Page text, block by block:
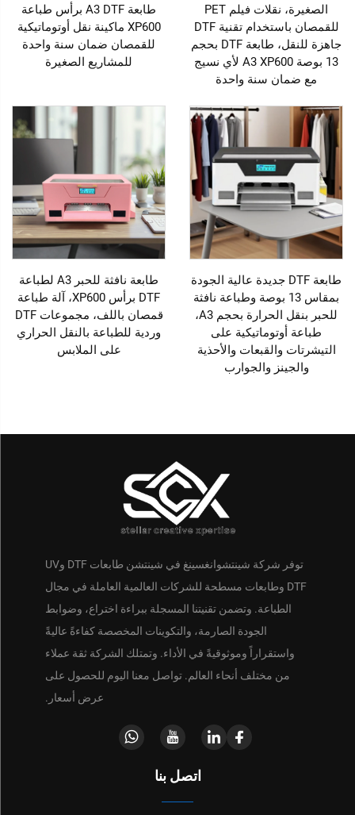
الصغيرة، نقلات فيلم PET
للقمصان باستخدام تقنية DTF
جاهزة للنقل، طابعة DTF بحجم
13 بوصة A3 XP600 لأي نسيج
مع ضمان سنة واحدة
طابعة A3 DTF برأس طباعة
XP600 ماكينة نقل أوتوماتيكية
للقمصان ضمان سنة واحدة
للمشاريع الصغيرة
طابعة DTF جديدة عالية الجودة
بمقاس 13 بوصة وطباعة نافثة
للحبر بنقل الحرارة بحجم A3،
طباعة أوتوماتيكية على
التيشرتات والقبعات والأحذية
والجينز والجوارب
طابعة نافثة للحبر A3 لطباعة
DTF برأس XP600، آلة طباعة
قمصان باللف، مجموعات DTF
وردية للطباعة بالنقل الحراري
على الملابس
توفر شركة شينتشوانغسينغ في شينتشن طابعات DTF وUV
DTF وطابعات مسطحة للشركات العالمية العاملة في مجال
الطباعة. وتضمن تقنيتنا المسجلة ببراءة اختراع، وضوابط
الجودة الصارمة، والتكوينات المخصصة كفاءةً عاليةً
واستقراراً وموثوقيةً في الأداء. وتمتلك الشركة ثقة عملاء
من مختلف أنحاء العالم. تواصل معنا اليوم للحصول على
عرض أسعار.
اتصل بنا